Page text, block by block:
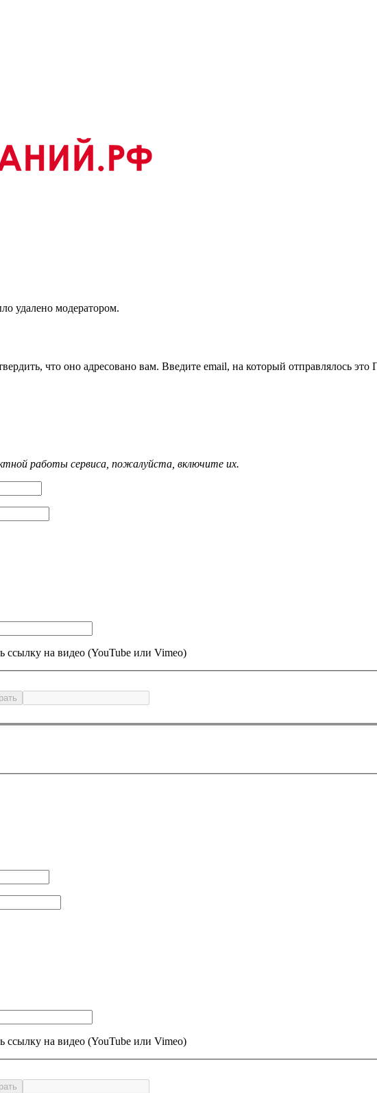
удалено модератором.
что оно адресовано вам. Введите email, на который отправлялось это
работы сервиса, пожалуйста, включите их.
ссылку на видео (YouTube или Vimeo)
ссылку на видео (YouTube или Vimeo)